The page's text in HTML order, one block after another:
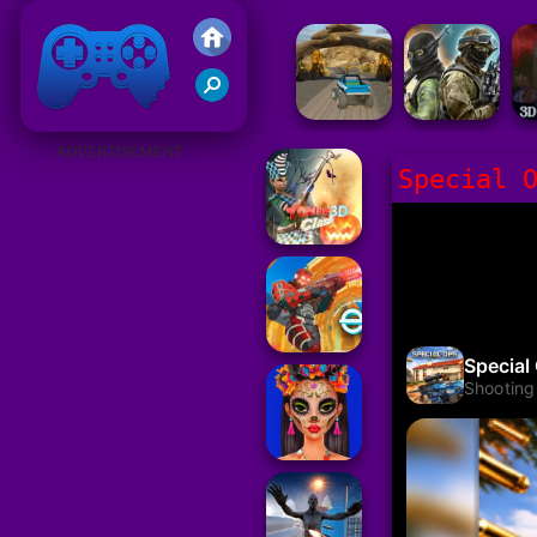
Gry Friv 5
ADVERTISEMENT
Special